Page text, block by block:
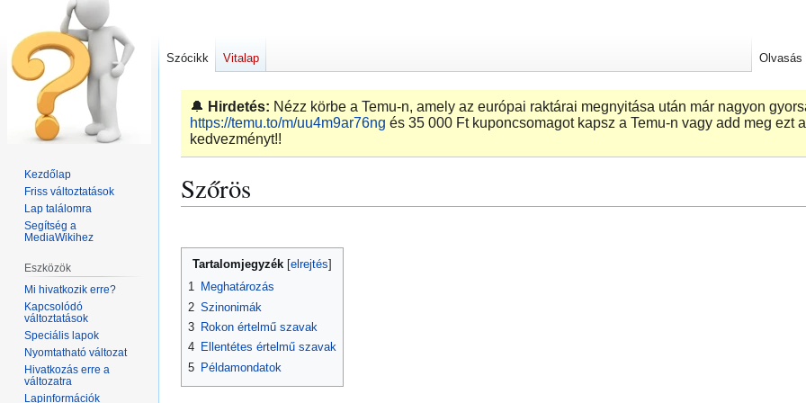
🔔 Hirdetés: Nézz körbe a Temu-n, amely az európai raktárai megnyitása után már nagyon
https://temu.to/m/uu4m9ar76ng és ‎35 000 Ft kuponcsomagot kapsz a Temu-n vagy add meg ezt
kedvezményt!!
Szőrös
a
navigációhoz
a
kereséshez
Tartalomjegyzék
1 Meghatározás
2 Szinonimák
3 Rokon értelmű szavak
4 Ellentétes értelmű szavak
5 Példamondatok
Szócikk Vitalap Olvasás
Kezdőlap
Friss változtatások
Lap találomra
Segítség a
MediaWikihez
Eszközök
Mi hivatkozik erre?
Kapcsolódó
változtatások
Speciális lapok
Nyomtatható változat
Hivatkozás erre a
változatra
Lapinformációk